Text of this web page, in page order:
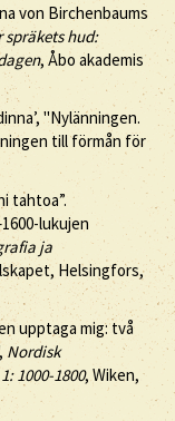
von Birchenbaums
spräkets hud:
, Åbo akademis
"Nylänningen.
till förmån för
tahtoa”.
lukujen
ja
Helsingfors,
upptaga mig: två
Nordisk
1000-1800, Wiken,